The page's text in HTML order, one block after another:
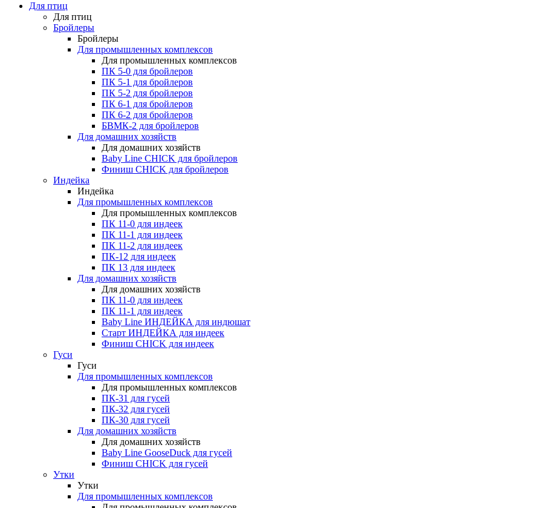
Для птиц
Для птиц
Бройлеры
Бройлеры
Для промышленных комплексов
Для промышленных комплексов
ПК 5-0 для бройлеров
ПК 5-1 для бройлеров
ПК 5-2 для бройлеров
ПК 6-1 для бройлеров
ПК 6-2 для бройлеров
БВМК-2 для бройлеров
Для домашних хозяйств
Для домашних хозяйств
Baby Line CHICK для бройлеров
Финиш CHICK для бройлеров
Индейка
Индейка
Для промышленных комплексов
Для промышленных комплексов
ПК 11-0 для индеек
ПК 11-1 для индеек
ПК 11-2 для индеек
ПК-12 для индеек
ПК 13 для индеек
Для домашних хозяйств
Для домашних хозяйств
ПК 11-0 для индеек
ПК 11-1 для индеек
Baby Line ИНДЕЙКА для индюшат
Старт ИНДЕЙКА для индеек
Финиш CHICK для индеек
Гуси
Гуси
Для промышленных комплексов
Для промышленных комплексов
ПК-31 для гусей
ПК-32 для гусей
ПК-30 для гусей
Для домашних хозяйств
Для домашних хозяйств
Baby Line GooseDuck для гусей
Финиш CHICK для гусей
Утки
Утки
Для промышленных комплексов